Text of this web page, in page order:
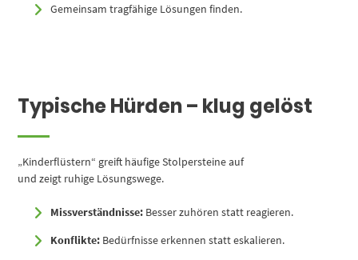
Gemeinsam tragfähige Lösungen finden.
Typische Hürden – klug gelöst
„Kinderflüstern“ greift häufige Stolpersteine auf
und zeigt ruhige Lösungswege.
Missverständnisse: Besser zuhören statt reagieren.
Konflikte: Bedürfnisse erkennen statt eskalieren.